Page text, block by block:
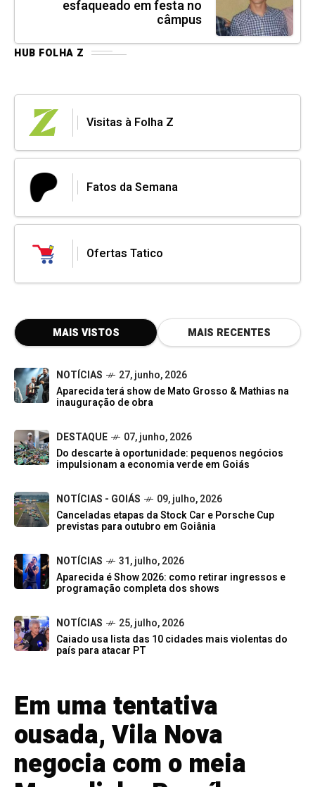
esfaqueado em festa no
câmpus
HUB FOLHA Z
Visitas à Folha Z
Fatos da Semana
Ofertas Tatico
MAIS VISTOS MAIS RECENTES
NOTÍCIAS
27, junho, 2026
Aparecida terá show de Mato Grosso & Mathias na
inauguração de obra
DESTAQUE
07, junho, 2026
Do descarte à oportunidade: pequenos negócios
impulsionam a economia verde em Goiás
NOTÍCIAS - GOIÁS
09, julho, 2026
Canceladas etapas da Stock Car e Porsche Cup
previstas para outubro em Goiânia
NOTÍCIAS
31, julho, 2026
Aparecida é Show 2026: como retirar ingressos e
programação completa dos shows
NOTÍCIAS
25, julho, 2026
Caiado usa lista das 10 cidades mais violentas do
país para atacar PT
Em uma tentativa
ousada, Vila Nova
negocia com o meia